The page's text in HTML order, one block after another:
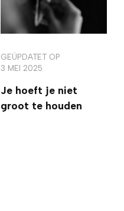
GEÜPDATET OP
3 MEI 2025
Je hoeft je niet
groot te houden